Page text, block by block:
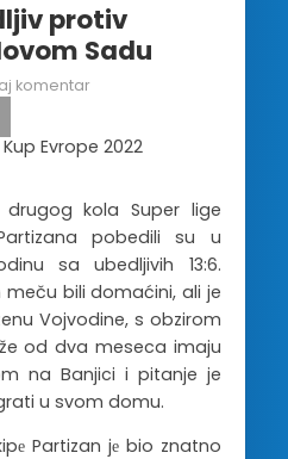
protiv
Sadu
komentar
kola Super lige
pobedili su u
sa ubedljivih 13:6.
bili domaćini, ali je
Vojvodine, s obzirom
od dva meseca imaju
na Banjici i pitanje je
u svom domu.
Partizan jе bio znatno